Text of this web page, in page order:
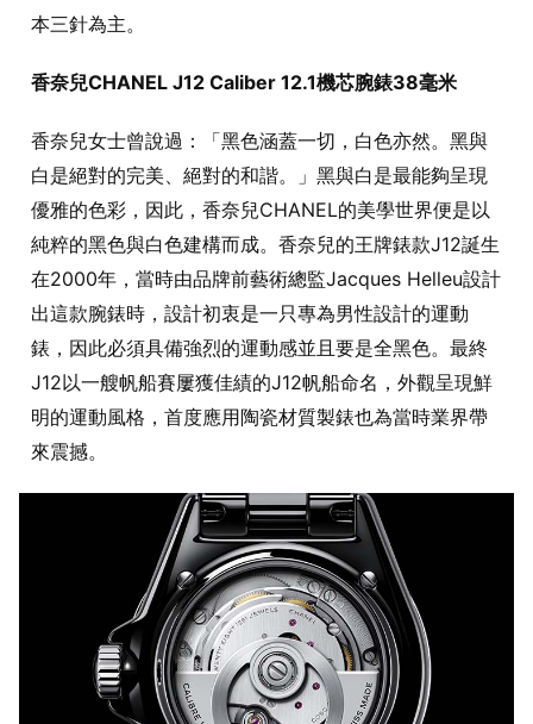
本三針為主。
香奈兒CHANEL J12 Caliber 12.1機芯腕錶38毫米
香奈兒女士曾說過：「黑色涵蓋一切，白色亦然。黑與
白是絕對的完美、絕對的和諧。」黑與白是最能夠呈現
優雅的色彩，因此，香奈兒CHANEL的美學世界便是以
純粹的黑色與白色建構而成。香奈兒的王牌錶款J12誕生
在2000年，當時由品牌前藝術總監Jacques Helleu設計
出這款腕錶時，設計初衷是一只專為男性設計的運動
錶，因此必須具備強烈的運動感並且要是全黑色。最終
J12以一艘帆船賽屢獲佳績的J12帆船命名，外觀呈現鮮
明的運動風格，首度應用陶瓷材質製錶也為當時業界帶
來震撼。